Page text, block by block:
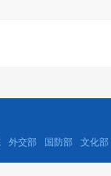
外交部 国防部 文化部